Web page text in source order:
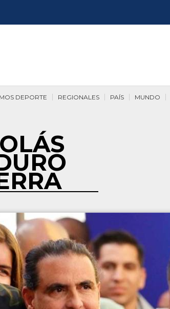
MUNDO
PAÍS
REGIONALES
DEPORTE